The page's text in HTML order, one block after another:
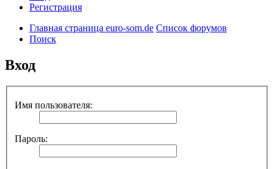
Регистрация
Главная страница euro-som.de Список форумов
Поиск
Вход
Имя пользователя:
Пароль: